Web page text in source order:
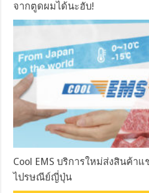
จากตูดผมได้นะฮับ!
Cool EMS บริการใหม่ส่งสินค้า
ไปรษณีย์ญี่ปุ่น